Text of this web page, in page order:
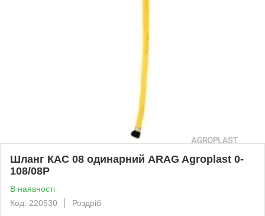
Шланг КАС 08 одинарний ARAG Agroplast 0-
108/08P
В наявності
Код: 220530
Роздріб